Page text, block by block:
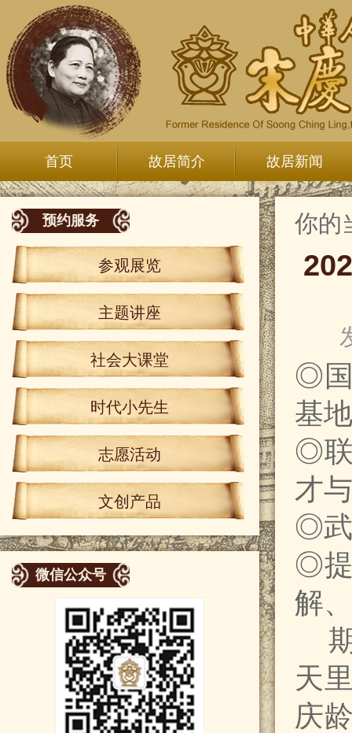
首页 故居简介 故居新闻
预约服务
参观展览
主题讲座
社会大课堂
时代小先生
志愿活动
文创产品
微信公众号
你的
◎国
基
◎
才
◎武
◎提
解
天
庆